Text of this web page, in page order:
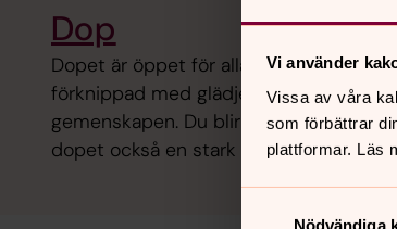
Vi använder
Vissa av våra
som förbättrar
plattformar. Läs
Nödvändiga
Dop
Dopet är öppet för alla, för barn såväl
förknippad med glädje, en gåva för
gemenskapen. Du blir en del av den
dopet också en stark familjetradition.